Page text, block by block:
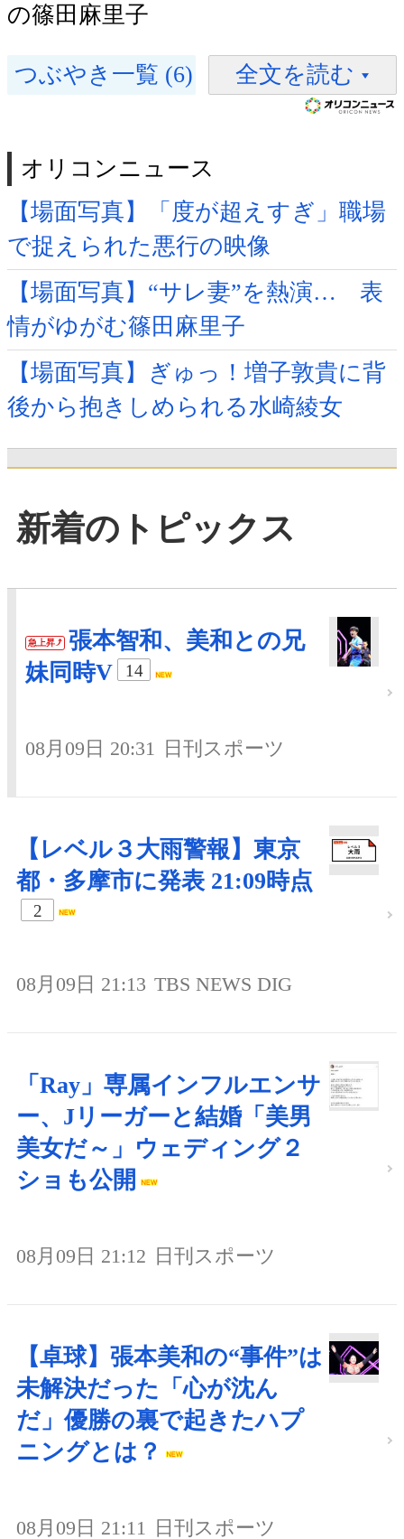
の篠田麻里子
つぶやき一覧 (6) 全文を読む
オリコンニュース
【場面写真】「度が超えすぎ」職場
で捉えられた悪行の映像
【場面写真】“サレ妻”を熱演… 表
情がゆがむ篠田麻里子
【場面写真】ぎゅっ！増子敦貴に背
後から抱きしめられる水崎綾女
新着のトピックス
急上昇
張本智和、美和との兄
妹同時V
14
08月09日 20:31 日刊スポーツ
【レベル３大雨警報】東京
都・多摩市に発表 21:09時点
2
08月09日 21:13 TBS NEWS DIG
「Ray」専属インフルエンサ
ー、Jリーガーと結婚「美男
美女だ～」ウェディング２
ショも公開
08月09日 21:12 日刊スポーツ
【卓球】張本美和の“事件”は
未解決だった「心が沈ん
だ」優勝の裏で起きたハプ
ニングとは？
08月09日 21:11 日刊スポーツ